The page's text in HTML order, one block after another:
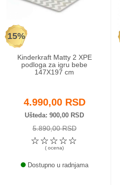
Odeća i obuća
Igračke za bebe i decu
AKCIJA
Call Centar
011 438 1 000
15%
Kinderkraft Matty 2 XPE
podloga za igru bebe
147X197 cm
4.990,00 RSD
Ušteda 900,00 RSD
5.890,00 RSD
☆
☆
☆
☆
☆
( ocena)
Dostupno u radnjama